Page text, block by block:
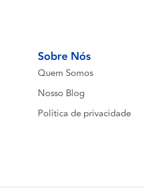
Sobre Nós
Quem Somos
Nosso Blog
Política de privacidade